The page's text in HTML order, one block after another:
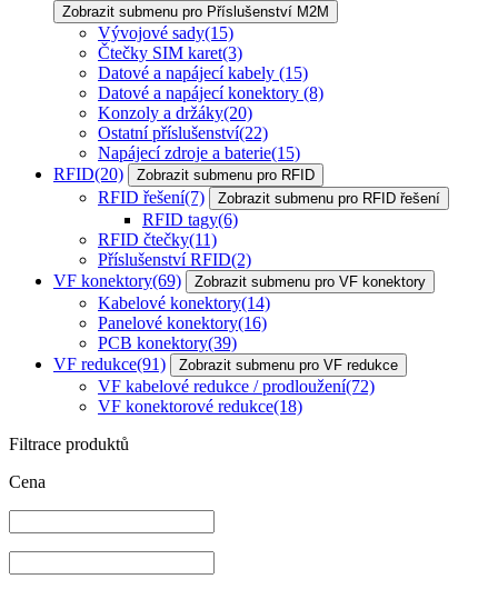
Zobrazit submenu pro Příslušenství M2M
Vývojové sady(15)
Čtečky SIM karet(3)
Datové a napájecí kabely (15)
Datové a napájecí konektory (8)
Konzoly a držáky(20)
Ostatní příslušenství(22)
Napájecí zdroje a baterie(15)
RFID(20) Zobrazit submenu pro RFID
RFID řešení(7) Zobrazit submenu pro RFID řešení
RFID tagy(6)
RFID čtečky(11)
Příslušenství RFID(2)
VF konektory(69) Zobrazit submenu pro VF konektory
Kabelové konektory(14)
Panelové konektory(16)
PCB konektory(39)
VF redukce(91) Zobrazit submenu pro VF redukce
VF kabelové redukce / prodloužení(72)
VF konektorové redukce(18)
Filtrace produktů
Cena